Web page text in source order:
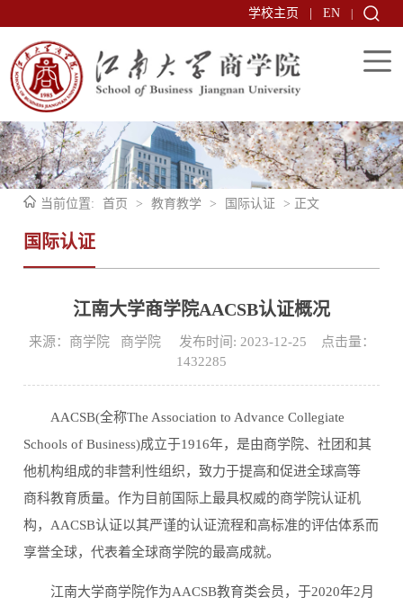
学校主页 EN
当前位置: 首页 > 教育教学 > 国际认证 > 正文
国际认证
江南大学商学院AACSB认证概况
来源：商学院 商学院 发布时间: 2023-12-25 点击量：
1432285
AACSB(全称The Association to Advance Collegiate
Schools of Business)成立于1916年，是由商学院、社团和其
他机构组成的非营利性组织，致力于提高和促进全球高等
商科教育质量。作为目前国际上最具权威的商学院认证机
构，AACSB认证以其严谨的认证流程和高标准的评估体系而
享誉全球，代表着全球商学院的最高成就。
江南大学商学院作为AACSB教育类会员，于2020年2月